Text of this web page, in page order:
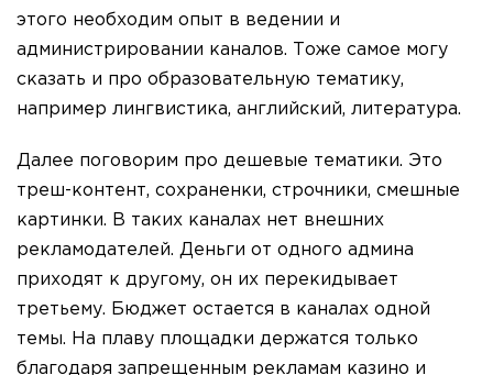
этого необходим опыт в ведении и
администрировании каналов. Тоже самое могу
сказать и про образовательную тематику,
например лингвистика, английский, литература.
Далее поговорим про дешевые тематики. Это
треш-контент, сохраненки, строчники, смешные
картинки. В таких каналах нет внешних
рекламодателей. Деньги от одного админа
приходят к другому, он их перекидывает
третьему. Бюджет остается в каналах одной
темы. На плаву площадки держатся только
благодаря запрещенным рекламам казино и